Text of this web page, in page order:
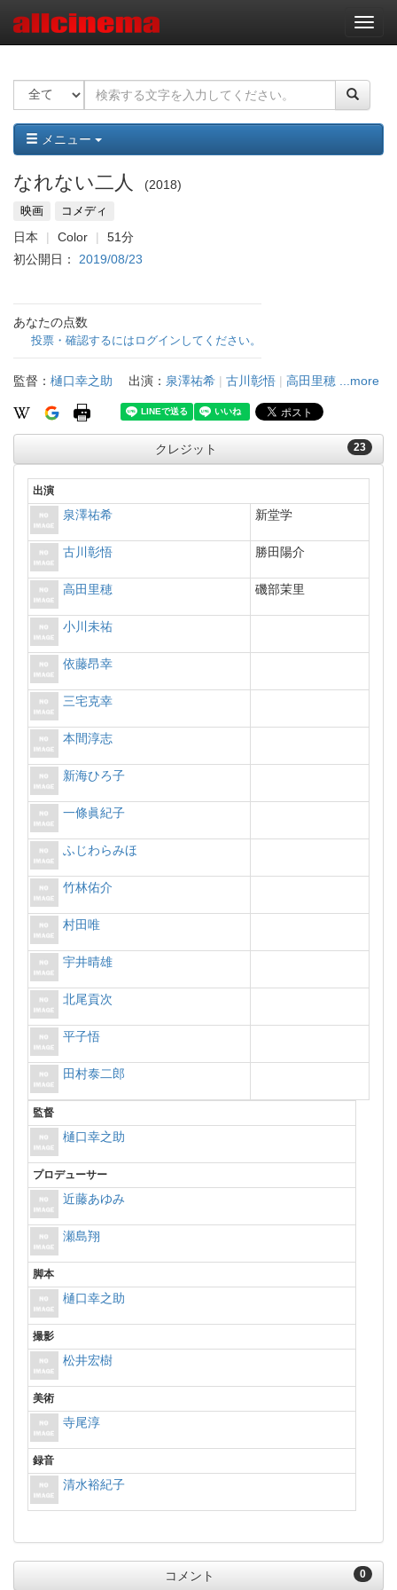
ナ
ビ
ー
ョ
ン
メニュー
なれない二人 2018
映画 コメディ
日本 Color
51分
初公開日： 2019/08/23
あなたの点数
投票・確認するにはログインしてください。
監督： 樋口幸之助 出演： 泉澤祐希 | 古川彰悟 | 高田里穂 ...more
23
クレジット
出演
泉澤祐希 新堂学
古川彰悟 勝田陽介
高田里穂 磯部茉里
小川未祐
依藤昂幸
三宅克幸
本間淳志
新海ひろ子
一條眞紀子
ふじわらみほ
竹林佑介
村田唯
宇井晴雄
北尾貢次
平子悟
田村泰二郎
監督
樋口幸之助
プロデューサー
近藤あゆみ
瀬島翔
脚本
樋口幸之助
撮影
松井宏樹
美術
寺尾淳
録音
清水裕紀子
0
コメント